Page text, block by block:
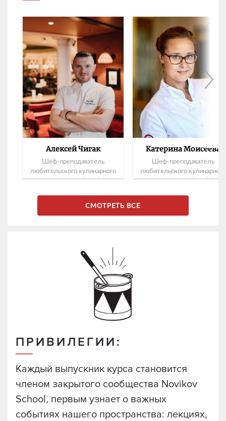
Алексей Чигак
Шеф-преподаватель
любительского кулинарного
направления Novikov School
Катерина Моисеева
Шеф-преподаватель
любительского кулинарного
направления Novikov School.
СМОТРЕТЬ ВСЕ
ПРИВИЛЕГИИ:
Каждый выпускник курса становится
членом закрытого сообщества Novikov
School, первым узнает о важных
событиях нашего пространства: лекциях,